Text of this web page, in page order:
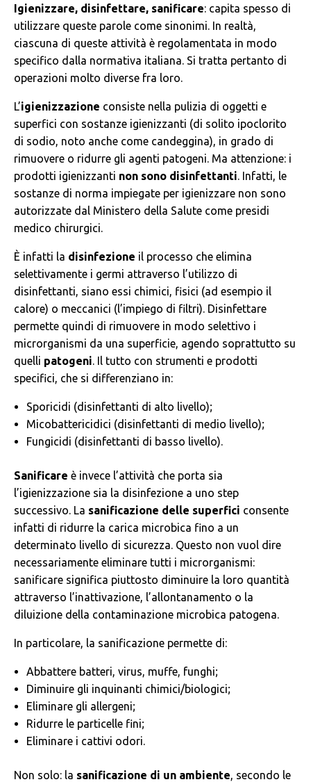
Igienizzare, disinfettare, sanificare: capita spesso di
utilizzare queste parole come sinonimi. In realtà,
ciascuna di queste attività è regolamentata in modo
specifico dalla normativa italiana. Si tratta pertanto di
operazioni molto diverse fra loro.
L’igienizzazione consiste nella pulizia di oggetti e
superfici con sostanze igienizzanti (di solito ipoclorito
di sodio, noto anche come candeggina), in grado di
rimuovere o ridurre gli agenti patogeni. Ma attenzione: i
prodotti igienizzanti non sono disinfettanti. Infatti, le
sostanze di norma impiegate per igienizzare non sono
autorizzate dal Ministero della Salute come presidi
medico chirurgici.
È infatti la disinfezione il processo che elimina
selettivamente i germi attraverso l’utilizzo di
disinfettanti, siano essi chimici, fisici (ad esempio il
calore) o meccanici (l’impiego di filtri). Disinfettare
permette quindi di rimuovere in modo selettivo i
microrganismi da una superficie, agendo soprattutto su
quelli patogeni. Il tutto con strumenti e prodotti
specifici, che si differenziano in:
Sporicidi (disinfettanti di alto livello);
Micobattericidici (disinfettanti di medio livello);
Fungicidi (disinfettanti di basso livello).
Sanificare è invece l’attività che porta sia
l’igienizzazione sia la disinfezione a uno step
successivo. La sanificazione delle superfici consente
infatti di ridurre la carica microbica fino a un
determinato livello di sicurezza. Questo non vuol dire
necessariamente eliminare tutti i microrganismi:
sanificare significa piuttosto diminuire la loro quantità
attraverso l’inattivazione, l’allontanamento o la
diluizione della contaminazione microbica patogena.
In particolare, la sanificazione permette di:
Abbattere batteri, virus, muffe, funghi;
Diminuire gli inquinanti chimici/biologici;
Eliminare gli allergeni;
Ridurre le particelle fini;
Eliminare i cattivi odori.
Non solo: la sanificazione di un ambiente, secondo le